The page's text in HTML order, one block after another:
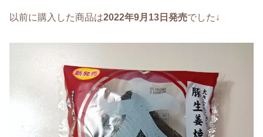
以前に購入した商品は2022年9月13日発売でした↓